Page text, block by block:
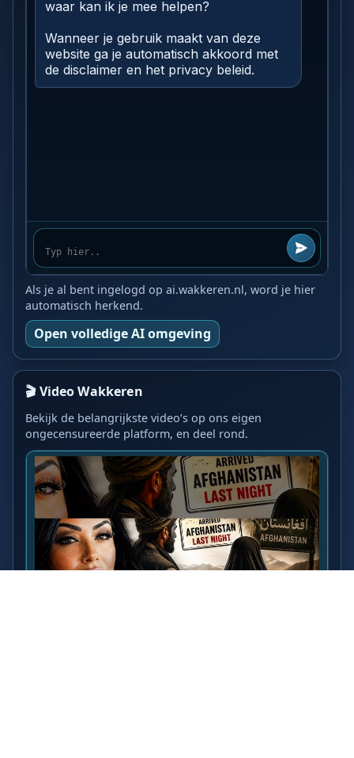
Als je al bent ingelogd op ai.wakkeren.nl, word je hier
automatisch herkend.
Open volledige AI omgeving
🎬 Video Wakkeren
Bekijk de belangrijkste video’s op ons eigen
ongecensureerde platform, en deel rond.